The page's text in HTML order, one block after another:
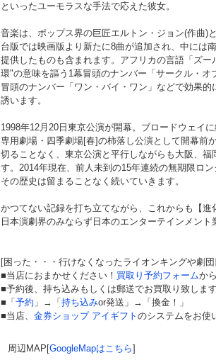
といったユーモラスな手法で応えた彼女。
音楽は、ポップス界の巨匠エルトン・ジョン(作曲)
台版では映画版より新たに8曲が追加され、中には
提供したものも含まれます。アフリカの言語「ズ
環"の意味を謳う1幕冒頭のナンバー「サークル・
冒頭のナンバー「ワン・バイ・ワン」などで効果
誘います。
1998年12月20日東京公演が開幕。ブロードウェイ
専用劇場・四季劇場[春]の柿落し公演として開幕前
切ることなく、東京公演と平行しながらも大阪、
す。2014年現在、前人未到の15年連続の無期限ロ
その歴史は留まることなく続いていきます。
かつてない記録を打ち立てながら、これからも【進
日本演劇界のみならず日本のエンターテインメン
[困った・・・行けなくなったライオンキングや劇
■当店におまかせください！ 買取り予約フォームか
■予約後、持ち込みもしくは郵送でお買取り致します
■「 予約 」→「 持ち込みor発送」→「換金！」
■当店、 金券ショップ アイギフト のシステムをお使
周辺MAP[GoogleMapはこちら]